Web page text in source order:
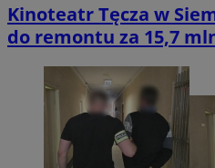
Kinoteatr Tęcza w
do remontu za 15,7 mln